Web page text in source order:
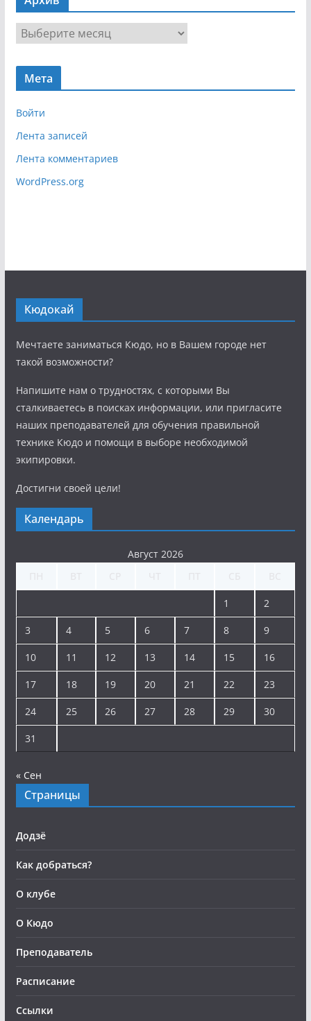
г
я
р
х
Мета
Войти
Лента записей
Лента комментариев
WordPress.org
Кюдокай
Мечтаете заниматься Кюдо, но в Вашем городе нет
такой возможности?
Напишите нам о трудностях, с которыми Вы
сталкиваетесь в поисках информации, или пригласите
наших преподавателей для обучения правильной
технике Кюдо и помощи в выборе необходимой
экипировки.
Достигни своей цели!
Календарь
Август 2026
1 2
3 4 5 6 7 8 9
10 11 12 13 14 15 16
17 18 19 20 21 22 23
24 25 26 27 28 29 30
31
« Сен
Страницы
Додзё
Как добраться?
О клубе
О Кюдо
Преподаватель
Расписание
Ссылки